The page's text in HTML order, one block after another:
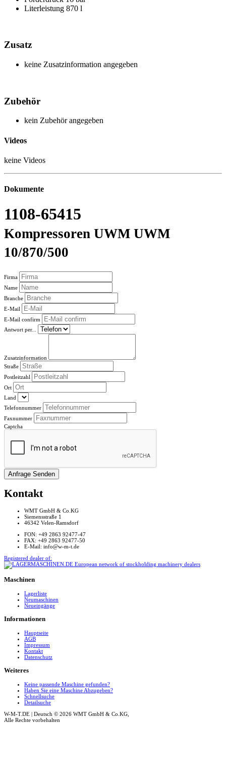
Literleistung 870 l
Zusatz
keine Zusatzinformation angegeben
Zubehör
kein Zubehör angegeben
Videos
keine Videos
Dokumente
1108-65415
Kompressoren UWM UWM
10/870/500
Firma
Name
Branche
E-Mail
E-Mail confirm
Antwort per...
Zusatzinformation
Straße
Postleitzahl
Ort
Land
Telefonnummer
Faxnummer
Captcha
Anfrage Senden
Kontakt
WMT GmbH & Co.KG
Siemensstraße 1
46342 Velen-Ramsdorf
FON: +49 2863 92477-47
FAX: +49 2863 92477-50
E-Mail: info@w-m-t.de
Registered dealer of:
Maschinen
Lagerliste
Neumaschinen
Neueingänge
Informationen
Hauptseite
AGB
Impressum
Kontakt
Datenschutz
Weiteres
Keine passende Maschine gefunden?
Haben Sie eine Maschine Abzugeben?
Schnellsuche
Detailsuche
W-M-T.DE | Deutsch © 2026 WMT GmbH & Co.KG,
Alle Rechte vorbehalten